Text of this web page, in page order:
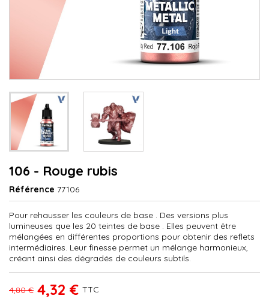
106 - Rouge rubis
Référence 77106
Pour rehausser les couleurs de base . Des versions plus
lumineuses que les 20 teintes de base . Elles peuvent être
mélangées en différentes proportions pour obtenir des reflets
intermédiaires. Leur finesse permet un mélange harmonieux,
créant ainsi des dégradés de couleurs subtils.
4,80 € 4,32 € TTC